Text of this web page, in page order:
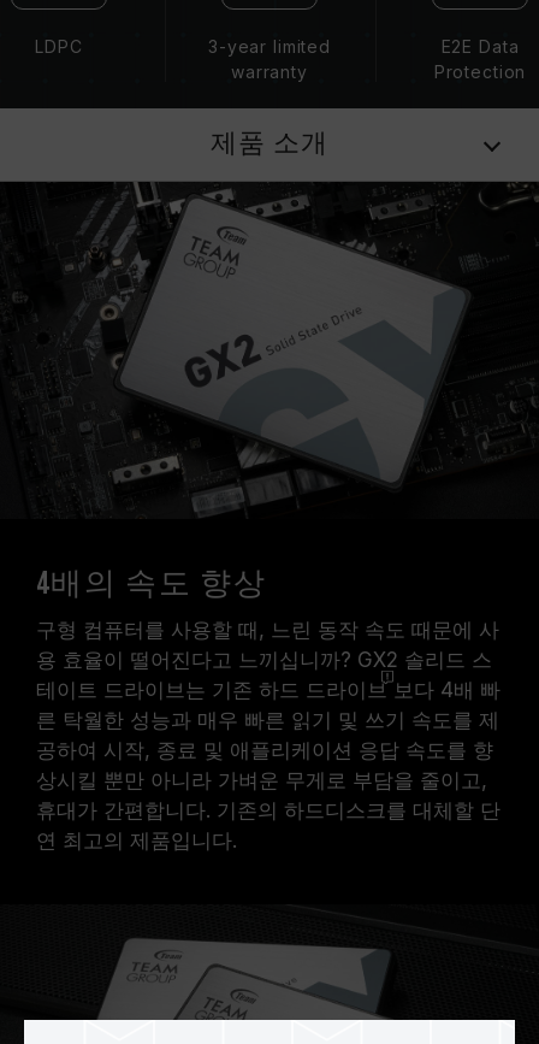
LDPC
3-year limited
warranty
E2E Data
Protection
제품 소개
4배의 속도 향상
구형 컴퓨터를 사용할 때, 느린 동작 속도 때문에 사
용 효율이 떨어진다고 느끼십니까? GX2 솔리드 스
테이트 드라이브는 기존 하드 드라이브보다 4배 빠
른 탁월한 성능과 매우 빠른 읽기 및 쓰기 속도를 제
공하여 시작, 종료 및 애플리케이션 응답 속도를 향
상시킬 뿐만 아니라 가벼운 무게로 부담을 줄이고,
휴대가 간편합니다. 기존의 하드디스크를 대체할 단
연 최고의 제품입니다.